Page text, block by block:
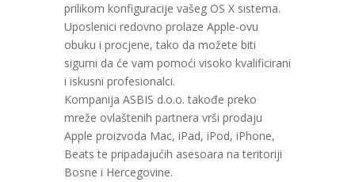
prilikom konfiguracije vašeg OS X sistema.
Uposlenici redovno prolaze Apple-ovu
obuku i procjene, tako da možete biti
sigurni da će vam pomoći visoko kvalificirani
i iskusni profesionalci.
Kompanija ASBIS d.o.o. takođe preko
mreže ovlaštenih partnera vrši prodaju
Apple proizvoda Mac, iPad, iPod, iPhone,
Beats te pripadajućih asesoara na teritoriji
Bosne i Hercegovine.